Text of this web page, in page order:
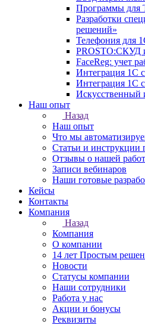
Программы для
Разработки
решений»
Телефония для
PROSTO:СКУД
FaceReg: учет
Интеграция 1С
Интеграция 1С
Искусственный
Наш опыт
Назад
Наш опыт
Что мы
Статьи и инструкции
Отзывы о нашей
Записи вебинаров
Наши готовые
Кейсы
Контакты
Компания
Назад
Компания
О компании
14 лет Простым
Новости
Статусы компании
Наши сотрудники
Работа у нас
Акции и бонусы
Реквизиты